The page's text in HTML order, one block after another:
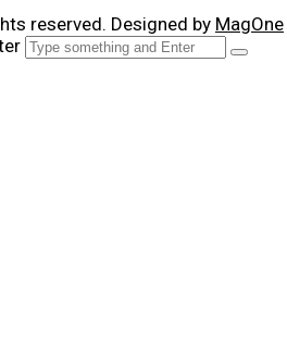
reserved. Designed by MagOne